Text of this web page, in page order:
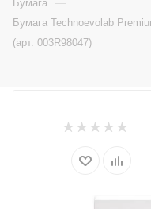
Бумага —
Бумага Technoevolab
(арт. 003R98047)